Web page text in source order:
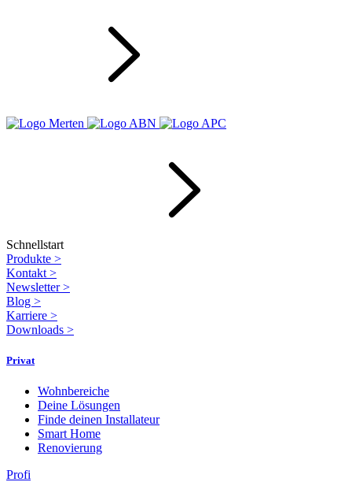
Schnellstart
Produkte >
Kontakt >
Newsletter>
Blog >
Karriere >
Downloads >
Privat
Wohnbereiche
Deine Lösungen
Finde deinen Installateur
Smart Home
Renovierung
Profi